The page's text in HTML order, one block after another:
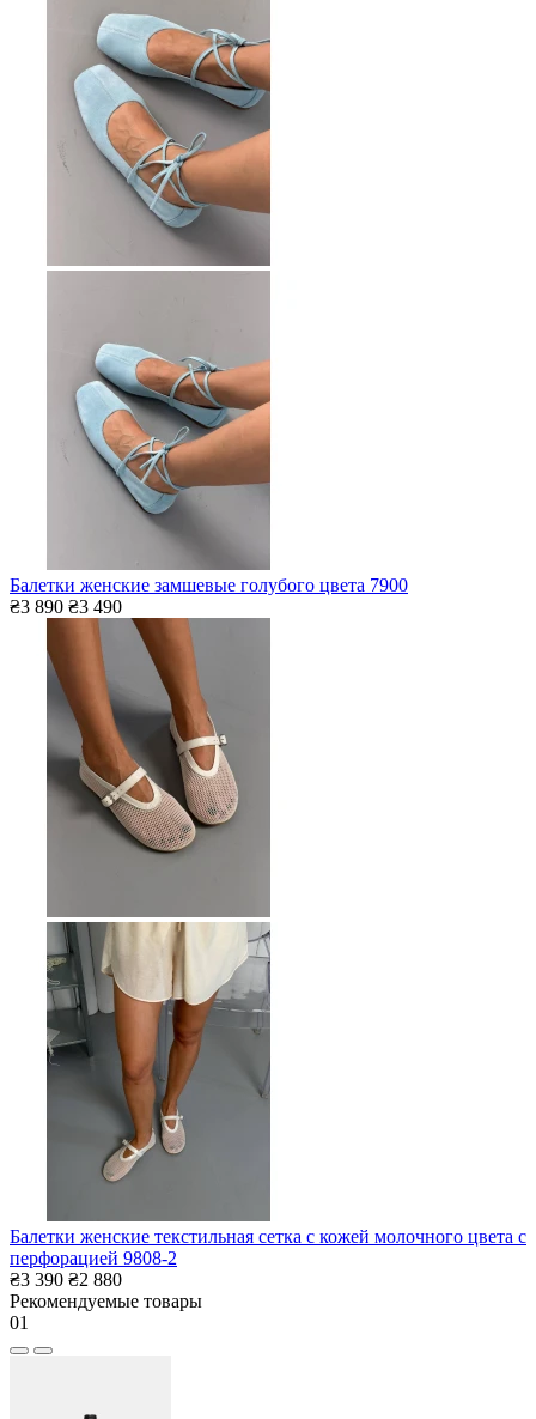
Балетки женские замшевые голубого цвета 7900
₴3 890 ₴3 490
Балетки женские текстильная сетка с кожей молочного цвета с
перфорацией 9808-2
₴3 390 ₴2 880
Рекомендуемые товары
01